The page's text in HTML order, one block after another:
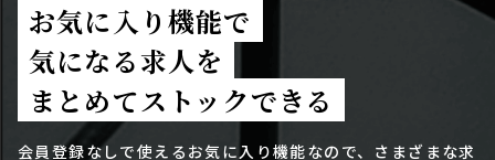
お気に入り機能で
気になる求人を
まとめてストックできる
会員登録なしで使えるお気に入り機能なので、さまざまな求